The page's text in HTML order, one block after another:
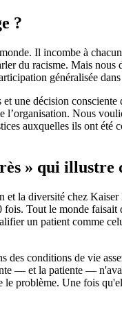
?
Il incombe à
du racisme. Mais
généralisée
une décision
l’organisation. Nous
auxquelles ils ont été
» qui illustre
la diversité chez
Tout le monde
un patient comme
conditions de vie
— et la patiente —
problème. Une fois